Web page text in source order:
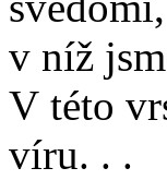
v níž
V této
víru. . .